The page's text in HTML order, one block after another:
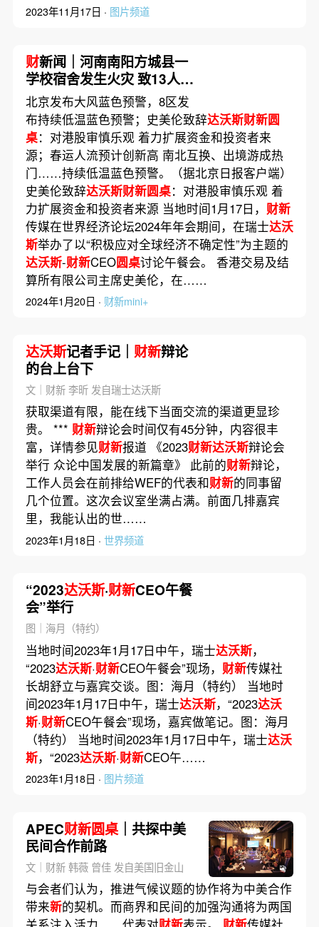
2023年11月17日 · 图片频道
财新闻｜河南南阳方城县一
学校宿舍发生火灾 致13人遇
难1人受伤
北京发布大风蓝色预警，8区发
布持续低温蓝色预警；史美伦致辞达沃斯财新圆
桌：对港股审慎乐观 着力扩展资金和投资者来
源；春运人流预计创新高 南北互换、出境游成热
门……持续低温蓝色预警。（据北京日报客户端）
史美伦致辞达沃斯财新圆桌：对港股审慎乐观 着
力扩展资金和投资者来源 当地时间1月17日， 财新
传媒在世界经济论坛2024年年会期间，在瑞士达沃
斯举办了以“积极应对全球经济不确定性”为主题的
达沃斯-财新CEO圆桌讨论午餐会。 香港交易及结
算所有限公司主席史美伦，在……
2024年1月20日 · 财新mini+
达沃斯记者手记｜ 财新辩论
的台上台下
文｜财新 李昕 发自瑞士达沃斯
获取渠道有限，能在线下当面交流的渠道更显珍
贵。 *** 财新辩论会时间仅有45分钟，内容很丰
富，详情参见财新报道 《2023财新达沃斯辩论会
举行 众论中国发展的新篇章》 此前的财新辩论，
工作人员会在前排给WEF的代表和财新的同事留
几个位置。这次会议室坐满占满。前面几排嘉宾
里，我能认出的世……
2023年1月18日 · 世界频道
“2023达沃斯·财新CEO午餐
会”举行
图｜海月（特约）
当地时间2023年1月17日中午，瑞士达沃斯，
“2023达沃斯·财新CEO午餐会”现场， 财新传媒社
长胡舒立与嘉宾交谈。图：海月（特约） 当地时
间2023年1月17日中午，瑞士达沃斯，“2023达沃
斯·财新CEO午餐会”现场，嘉宾做笔记。图：海月
（特约） 当地时间2023年1月17日中午，瑞士达沃
斯，“2023达沃斯·财新CEO午……
2023年1月18日 · 图片频道
APEC财新圆桌｜共探中美
民间合作前路
文｜财新 韩薇 曾佳 发自美国旧金山
与会者们认为，推进气候议题的协作将为中美合作
带来新的契机。而商界和民间的加强沟通将为两国